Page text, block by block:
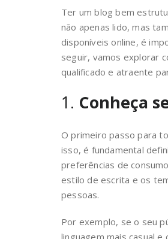
Ter um blog bem
não apenas lido, mas
disponíveis online, é
seguir, vamos explorar
qualificado e atraente
1. Conheça
O primeiro passo para
isso, é fundamental
preferências de
estilo de escrita e os
pessoas.
Por exemplo, se o seu
linguagem mais casual